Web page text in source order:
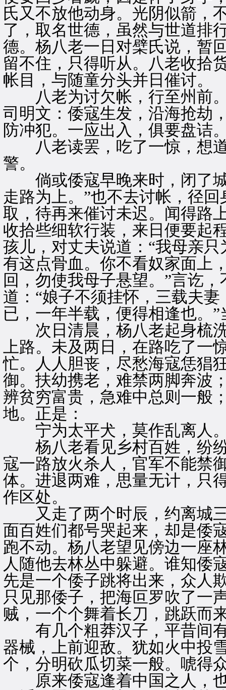
氏又不放他动身。光阴似箭，
了，取名世德，虽然与世道排
德。杨八老一日对檗氏说，暂
留不住，只得听从。八老收拾
帐目，与随童分头并日催讨。
八老为讨欠帐，行至州前。
司明文：倭寇生发，沿海抢劫
防冲犯。一应出入，俱要盘诘
八老读罢，吃了一惊，想道
警。
倘或倭寇早晚来时，闭了城
走路为上。”也不去讨帐，径
取，待再来催讨未迟。闻得路
收拾些细软行装，来日便要起
孩儿，对丈夫说道：“我母亲
有这点骨血。你不看奴家面上
回，勿使我母子悬望。”言讫
道：“娘子不须挂怀，三载夫
已，一年半载，便得相逢也。
次日清晨，杨八老起身梳洗
上路。未及两日，在路吃了一
忙。人人胆丧，尽愁海寇恁猖
御。扶幼携老，难禁两脚奔波
辨贫穷富贵，急难中总则一般
地。正是：
宁为太平犬，莫作乱离人
杨八老看见乡村百姓，纷纷
寇一路放火杀人，官军不能禁
体。进退两难，思量无计，只
作区处。
又走了两个时辰，约离城三
面百姓们都号哭起来，却是倭
跑不动。杨八老望见傍边一座
人随他去林丛中躲避。谁知倭
先是一个倭子跳将出来，众人
只见那倭子，把海叵罗吹了一
贼，一个个舞着长刀，跳跃而
有几个粗莽汉子，平昔间有
器械，上前迎敌。犹如火中投
个，分明砍瓜切菜一般。唬得
原来倭寇逢着中国之人，也